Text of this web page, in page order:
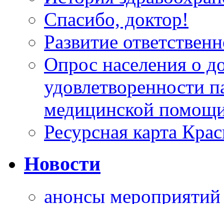
Спасибо, доктор!
Развитие
Опрос населения о
удовлетворенности
медицинской
Ресурсная карта
Новости
анонсы мероприятий